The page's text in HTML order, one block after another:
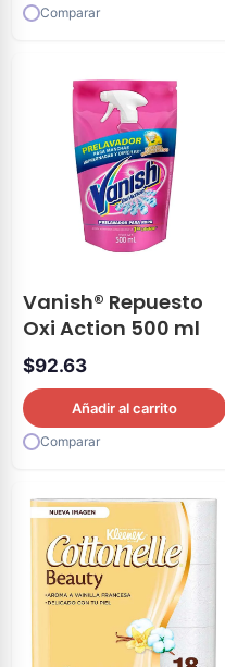
Comparar
Vanish® Repuesto
Oxi Action 500 ml
$92.63
Añadir al carrito
Comparar